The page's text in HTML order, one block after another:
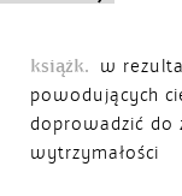
książk.
w
powodujących
doprowadzić do
wytrzymałości